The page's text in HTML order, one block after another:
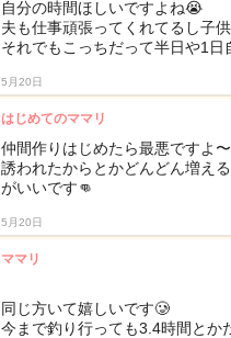
自分の時間ほしいですよね😭
夫も仕事頑張ってくれてるし子
それでもこっちだって半日や1日
5月20日
はじめてのママリ
仲間作りはじめたら最悪ですよ
誘われたからとかどんどん増え
がいいです👊
5月20日
ママリ
同じ方いて嬉しいです🥲
今まで釣り行っても3.4時間とか